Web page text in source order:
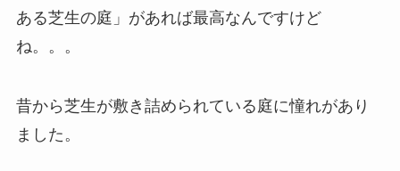
ある芝生の庭」があれば最高なんですけど
ね。。。
昔から芝生が敷き詰められている庭に憧れがあり
ました。